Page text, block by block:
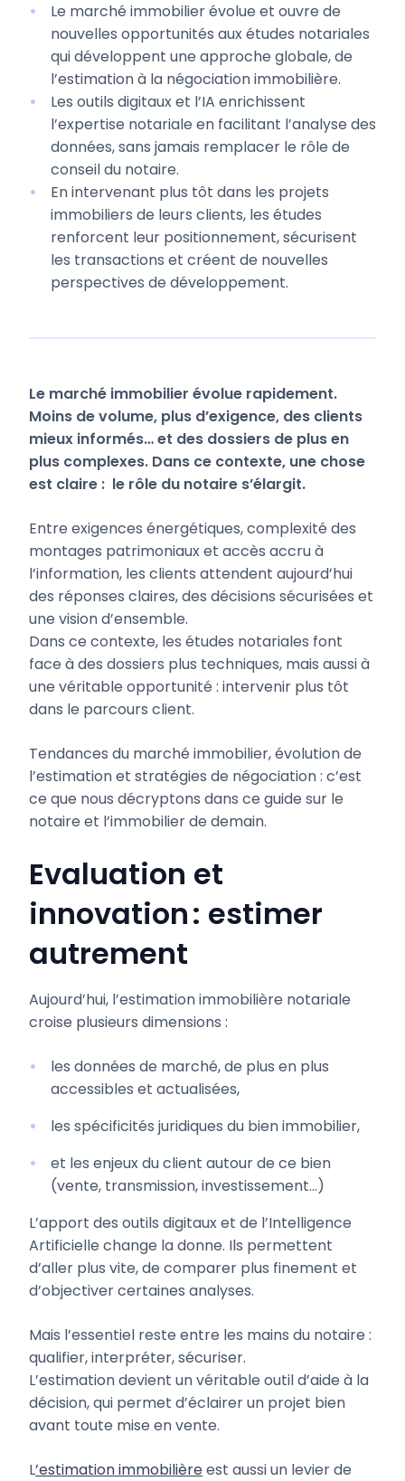
Le marché immobilier évolue et ouvre de
nouvelles opportunités aux études notariales
qui développent une approche globale, de
l’estimation à la négociation immobilière.
Les outils digitaux et l’IA enrichissent
l’expertise notariale en facilitant l’analyse des
données, sans jamais remplacer le rôle de
conseil du notaire.
En intervenant plus tôt dans les projets
immobiliers de leurs clients, les études
renforcent leur positionnement, sécurisent
les transactions et créent de nouvelles
perspectives de développement.
Le marché immobilier évolue rapidement.
Moins de volume, plus d’exigence, des clients
mieux informés… et des dossiers de plus en
plus complexes. Dans ce contexte, une chose
est claire : le rôle du notaire s’élargit.
Entre exigences énergétiques, complexité des
montages patrimoniaux et accès accru à
l’information, les clients attendent aujourd’hui
des réponses claires, des décisions sécurisées et
une vision d’ensemble.
Dans ce contexte, les études notariales font
face à des dossiers plus techniques, mais aussi à
une véritable opportunité : intervenir plus tôt
dans le parcours client.
Tendances du marché immobilier, évolution de
l’estimation et stratégies de négociation : c’est
ce que nous décryptons dans ce guide sur le
notaire et l’immobilier de demain.
Evaluation et
innovation : estimer
autrement
Aujourd’hui, l’estimation immobilière notariale
croise plusieurs dimensions :
les données de marché, de plus en plus
accessibles et actualisées,
les spécificités juridiques du bien immobilier,
et les enjeux du client autour de ce bien
(vente, transmission, investissement…)
L’apport des outils digitaux et de l’Intelligence
Artificielle change la donne. Ils permettent
d’aller plus vite, de comparer plus finement et
d’objectiver certaines analyses.
Mais l’essentiel reste entre les mains du notaire :
qualifier, interpréter, sécuriser.
L’estimation devient un véritable outil d’aide à la
décision, qui permet d’éclairer un projet bien
avant toute mise en vente.
L’estimation immobilièreest aussi un levier de